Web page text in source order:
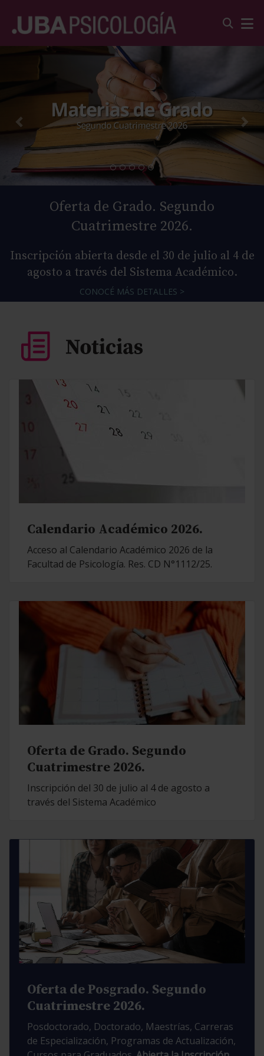
Oferta de Grado. Segundo
Cuatrimestre 2026.
Inscripción abierta desde el 30 de julio al 4 de
agosto a través del Sistema Académico.
CONOCÉ MÁS DETALLES >
Calendario Académico 2026.
Acceso al Calendario Académico 2026 de la
Facultad de Psicología. Res. CD N°1112/25.
Oferta de Grado. Segundo
Cuatrimestre 2026.
Inscripción del 30 de julio al 4 de agosto a
través del Sistema Académico
Oferta de Posgrado. Segundo
Cuatrimestre 2026.
Posdoctorado, Doctorado, Maestrías, Carreras
de Especialización, Programas de Actualización,